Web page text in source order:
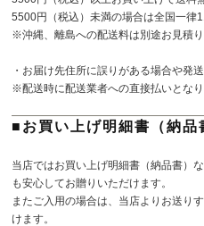
5500円（税込）未満の場合は全国一律
※沖縄、離島への配送料は別途お見積り
・お届け先住所に誤りがある場合や発
※配送時に配送業者への直接払いとなり
■お買い上げ明細書（納品
当店ではお買い上げ明細書（納品書）
も安心してお贈りいただけます。
またご入用の場合は、当店よりお送り
けます。